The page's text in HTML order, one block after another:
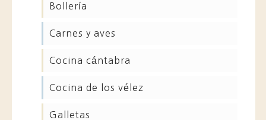
bollería
carnes y aves
cocina cántabra
cocina de los vélez
galletas